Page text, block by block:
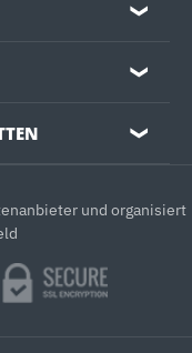
❯
❯
❯
und organisiert